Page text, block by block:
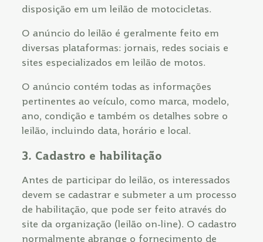
disposição em um leilão de motocicletas.
O anúncio do leilão é geralmente feito em
diversas plataformas: jornais, redes sociais e
sites especializados em leilão de motos.
O anúncio contém todas as informações
pertinentes ao veículo, como marca, modelo,
ano, condição e também os detalhes sobre o
leilão, incluindo data, horário e local.
3. Cadastro e habilitação
Antes de participar do leilão, os interessados
devem se cadastrar e submeter a um processo
de habilitação, que pode ser feito através do
site da organização (leilão on-line). O cadastro
normalmente abrange o fornecimento de